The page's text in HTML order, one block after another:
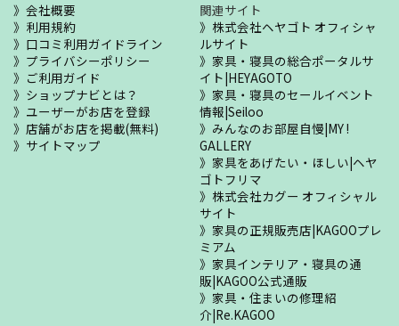
会社概要
利用規約
口コミ利用ガイドライン
プライバシーポリシー
ご利用ガイド
ショップナビとは？
ユーザーがお店を登録
店舗がお店を掲載(無料)
サイトマップ
関連サイト
株式会社ヘヤゴト オフィシャ
ルサイト
家具・寝具の総合ポータルサ
イト|HEYAGOTO
家具・寝具のセールイベント
情報|Seiloo
みんなのお部屋自慢|MY !
GALLERY
家具をあげたい・ほしい|ヘヤ
ゴトフリマ
株式会社カグー オフィシャル
サイト
家具の正規販売店|KAGOOプレ
ミアム
家具インテリア・寝具の通
販|KAGOO公式通販
家具・住まいの修理紹
介|Re.KAGOO